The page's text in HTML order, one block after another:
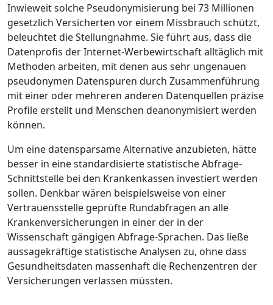
Inwieweit solche Pseudonymisierung bei 73 Millionen
gesetzlich Versicherten vor einem Missbrauch schützt,
beleuchtet die Stellungnahme. Sie führt aus, dass die
Datenprofis der Internet-Werbewirtschaft alltäglich mit
Methoden arbeiten, mit denen aus sehr ungenauen
pseudonymen Datenspuren durch Zusammenführung
mit einer oder mehreren anderen Datenquellen präzise
Profile erstellt und Menschen deanonymisiert werden
können.
Um eine datensparsame Alternative anzubieten, hätte
besser in eine standardisierte statistische Abfrage-
Schnittstelle bei den Krankenkassen investiert werden
sollen. Denkbar wären beispielsweise von einer
Vertrauensstelle geprüfte Rundabfragen an alle
Krankenversicherungen in einer der in der
Wissenschaft gängigen Abfrage-Sprachen. Das ließe
aussagekräftige statistische Analysen zu, ohne dass
Gesundheitsdaten massenhaft die Rechenzentren der
Versicherungen verlassen müssten.